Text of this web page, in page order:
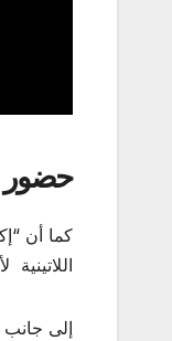
حضور
اللاتينية
إلى